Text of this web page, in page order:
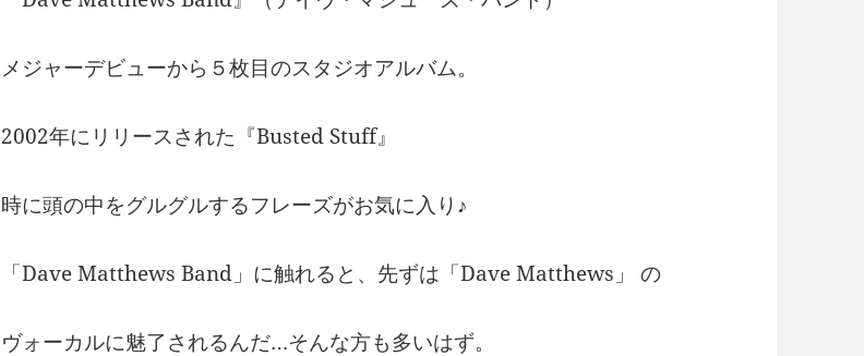
メジャーデビューから５枚目のスタジオアルバム。
2002年にリリースされた『Busted Stuff』
時に頭の中をグルグルするフレーズがお気に入り♪
「Dave Matthews Band」に触れると、先ずは「Dave Matthews」 の
ヴォーカルに魅了されるんだ…そんな方も多いはず。